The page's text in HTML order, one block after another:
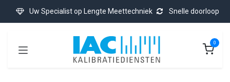
Uw Specialist op Lengte Meettechniek Snelle doorloop
0